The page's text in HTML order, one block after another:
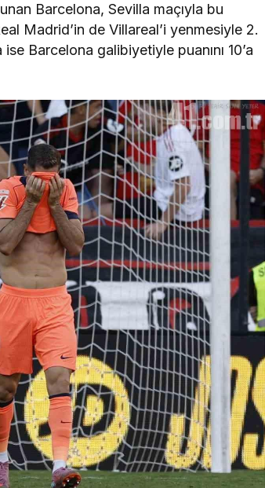
Barcelona, Sevilla maçıyla bu
Madrid’in de Villareal’i yenmesiyle 2.
Barcelona galibiyetiyle puanını 10’a